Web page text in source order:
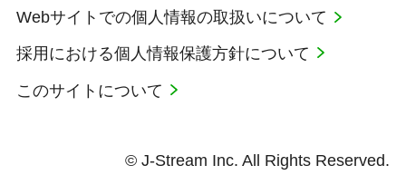
Webサイトでの個人情報の取扱いについて
採用における個人情報保護方針について
このサイトについて
© J-Stream Inc. All Rights Reserved.